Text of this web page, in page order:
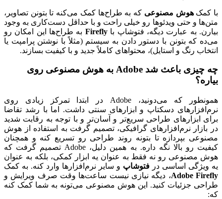
با کمکهوش مصنوعی که به طراح‌ها کمک می‌کنه تا بتونن تصاویر،
متن‌ها و حتی ویدئوها رو خیلی راحت و با حداقل دست‌کاری به وجود
بیارن. به عبارت دیگه، فتوشاپ باFirefly به طراح‌ها این امکان رو
می‌ده که بتونن با دستور دادن به سیستم (مثلاً با نوشتن پرامپت یا
انتخاب رنگ و استایل)، محتواهای کاملاً جدید و با کیفیت بسازند.
چه چیزی باعث شد Adobe به هوش مصنوعی روی
بیاره؟
همونطور که می‌دونید، Adobe در ابتدا تمرکز زیادی روی
نرم‌افزارهای دسکتاپ و ابزارهای سنتی داشت. اما با رشد تقاضا
برای ابزارهای طراحی سریع‌تر و آسان‌تر و با توجه به رقابت شدید
در بازار نرم‌افزارهای گرافیکی، تصمیم گرفت به استفاده از هوش
مصنوعی بپردازه تا بتونه روند طراحی رو تسریع کنه و همچنان
کیفیت رو بالا نگه داره. به همین دلیل، Adobe تصمیم گرفت که
هوش مصنوعی رو نه فقط به عنوان یه ابزار کمکی، بلکه به عنوان
یه ویژگی اساسی در فتوشاپ و سایر نرم‌افزارها وارد کنه. به کمک
Adobe Firefly، دیگه نیازی نیست ساعت‌ها وقت صرف ویرایش و
طراحی جزئیات کنید. این هوش مصنوعی می‌تونه به شما کمک کنه
که: